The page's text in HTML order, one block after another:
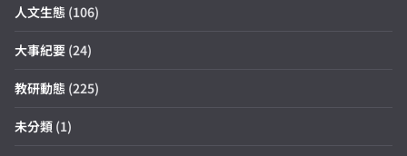
人文生態 (106)
大事紀要 (24)
教研動態 (225)
未分類 (1)